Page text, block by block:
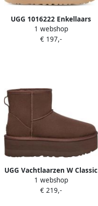
UGG 1016222 Enkellaars
Classic Mini II Mustard Seed
1 webshop
€ 197,-
UGG Vachtlaarzen W Classic
Mini Platform Maat: 42
Materiaal: Suède Kleur:
1 webshop
€ 219,-